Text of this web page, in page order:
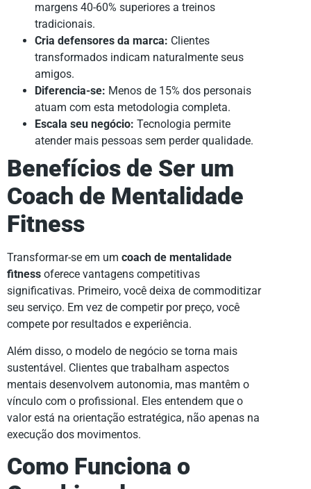
margens 40-60% superiores a treinos
tradicionais.
Cria defensores da marca: Clientes
transformados indicam naturalmente seus
amigos.
Diferencia-se: Menos de 15% dos personais
atuam com esta metodologia completa.
Escala seu negócio: Tecnologia permite
atender mais pessoas sem perder qualidade.
Benefícios de Ser um
Coach de Mentalidade
Fitness
Transformar-se em um coach de mentalidade
fitness oferece vantagens competitivas
significativas. Primeiro, você deixa de commoditizar
seu serviço. Em vez de competir por preço, você
compete por resultados e experiência.
Além disso, o modelo de negócio se torna mais
sustentável. Clientes que trabalham aspectos
mentais desenvolvem autonomia, mas mantêm o
vínculo com o profissional. Eles entendem que o
valor está na orientação estratégica, não apenas na
execução dos movimentos.
Como Funciona o